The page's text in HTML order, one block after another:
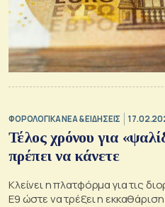
ΦΟΡΟΛΟΓΙΚΑ ΝΕΑ & EΙΔΗΣΕΙΣ
Τέλος χρόνου για
πρέπει να κάνετε
Κλείνει η πλατφόρμα για τις
Ε9 ώστε να τρέξει η